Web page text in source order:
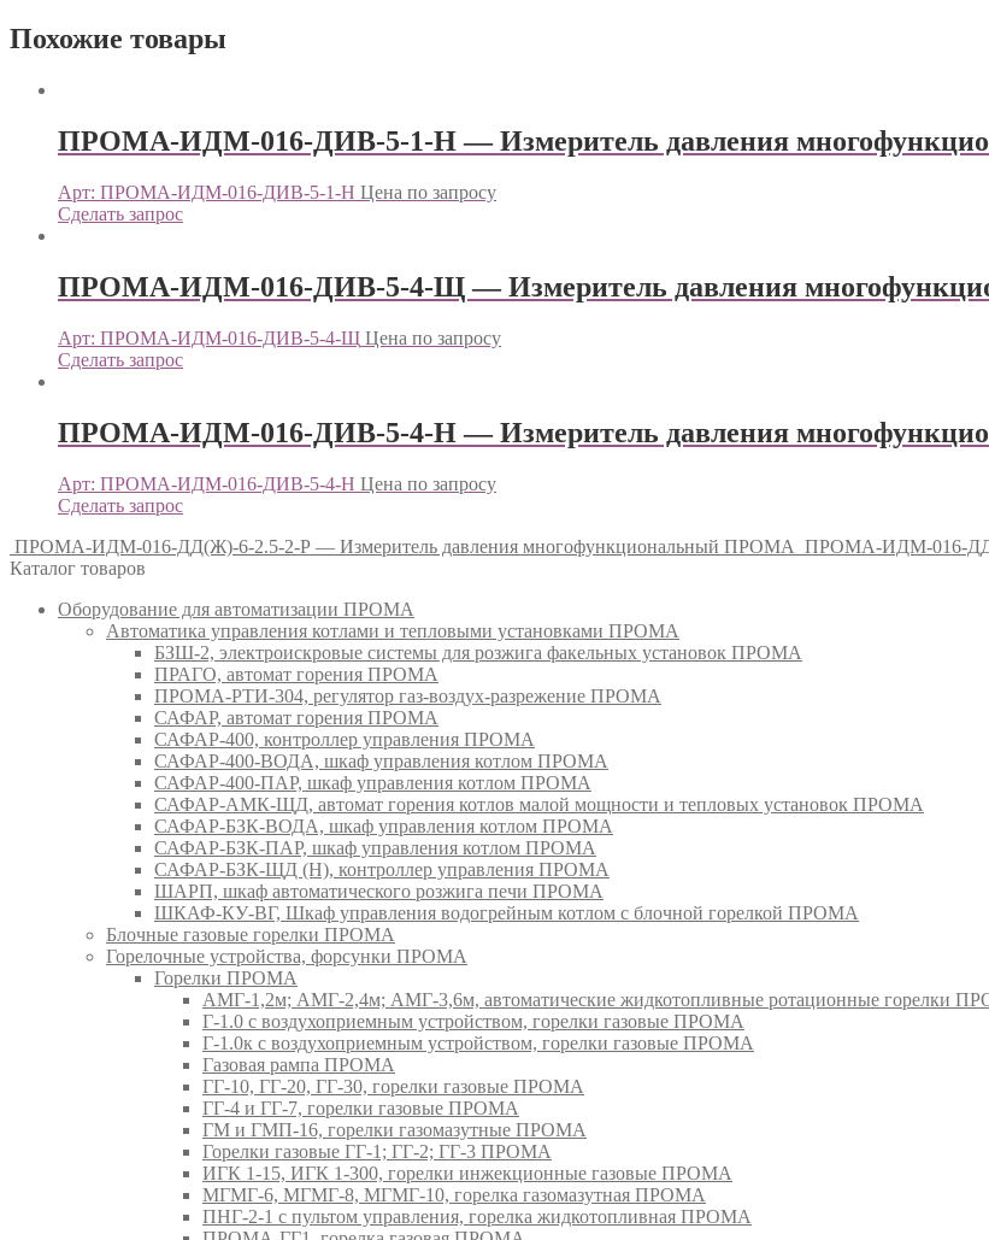
Похожие товары
ПРОМА-ИДМ-016-ДИВ-5-1-Н — Измеритель давления
Арт: ПРОМА-ИДМ-016-ДИВ-5-1-Н Цена по запросу
Сделать запрос
ПРОМА-ИДМ-016-ДИВ-5-4-Щ — Измеритель давления
Арт: ПРОМА-ИДМ-016-ДИВ-5-4-Щ Цена по запросу
Сделать запрос
ПРОМА-ИДМ-016-ДИВ-5-4-Н — Измеритель давления
Арт: ПРОМА-ИДМ-016-ДИВ-5-4-Н Цена по запросу
Сделать запрос
ПРОМА-ИДМ-016-ДД(Ж)-6-2.5-2-Р — Измеритель давления многофункциональный ПРОМА ПРОМА-ИДМ-016-
Каталог товаров
Оборудование для автоматизации ПРОМА
Автоматика управления котлами и тепловыми установками ПРОМА
БЗШ-2, электроискровые системы для розжига факельных установок ПРОМА
ПРАГО, автомат горения ПРОМА
ПРОМА-РТИ-304, регулятор газ-воздух-разрежение ПРОМА
САФАР, автомат горения ПРОМА
САФАР-400, контроллер управления ПРОМА
САФАР-400-ВОДА, шкаф управления котлом ПРОМА
САФАР-400-ПАР, шкаф управления котлом ПРОМА
САФАР-АМК-ЩД, автомат горения котлов малой мощности и тепловых установок ПРОМА
САФАР-БЗК-ВОДА, шкаф управления котлом ПРОМА
САФАР-БЗК-ПАР, шкаф управления котлом ПРОМА
САФАР-БЗК-ЩД (Н), контроллер управления ПРОМА
ШАРП, шкаф автоматического розжига печи ПРОМА
ШКАФ-КУ-ВГ, Шкаф управления водогрейным котлом с блочной горелкой ПРОМА
Блочные газовые горелки ПРОМА
Горелочные устройства, форсунки ПРОМА
Горелки ПРОМА
АМГ-1,2м; АМГ-2,4м; АМГ-3,6м, автоматические жидкотопливные ротационные горелки
Г-1.0 с воздухоприемным устройством, горелки газовые ПРОМА
Г-1.0к с воздухоприемным устройством, горелки газовые ПРОМА
Газовая рампа ПРОМА
ГГ-10, ГГ-20, ГГ-30, горелки газовые ПРОМА
ГГ-4 и ГГ-7, горелки газовые ПРОМА
ГМ и ГМП-16, горелки газомазутные ПРОМА
Горелки газовые ГГ-1; ГГ-2; ГГ-3 ПРОМА
ИГК 1-15, ИГК 1-300, горелки инжекционные газовые ПРОМА
МГМГ-6, МГМГ-8, МГМГ-10, горелка газомазутная ПРОМА
ПНГ-2-1 с пультом управления, горелка жидкотопливная ПРОМА